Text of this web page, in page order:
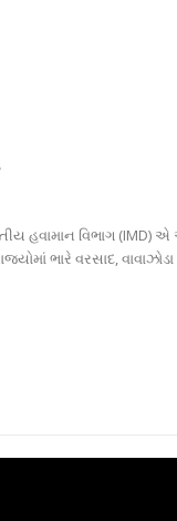
હવામાન વિભાગ (IMD)
ભારે વરસાદ,